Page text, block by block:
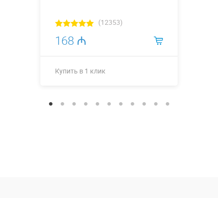
(12353)
168 ₼
Купить в 1 клик